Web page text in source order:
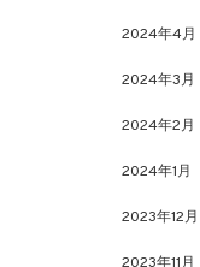
2024年4月
2024年3月
2024年2月
2024年1月
2023年12月
2023年11月